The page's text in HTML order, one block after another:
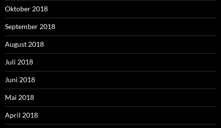
Oktober 2018
September 2018
August 2018
Juli 2018
Juni 2018
Mai 2018
April 2018